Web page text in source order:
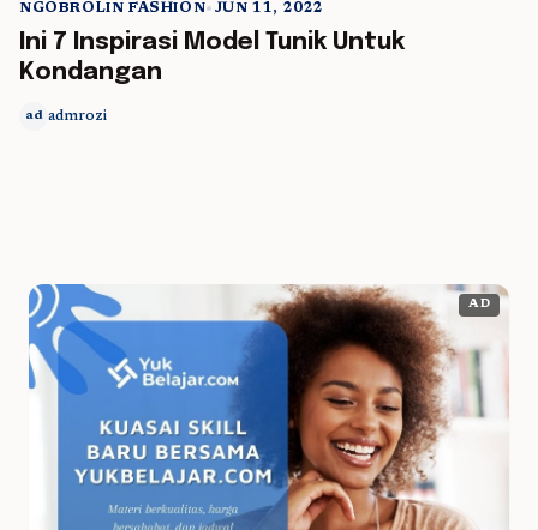
NGOBROLIN FASHION• JUN 11, 2022
Ini 7 Inspirasi Model Tunik Untuk
Kondangan
ad admrozi
AD